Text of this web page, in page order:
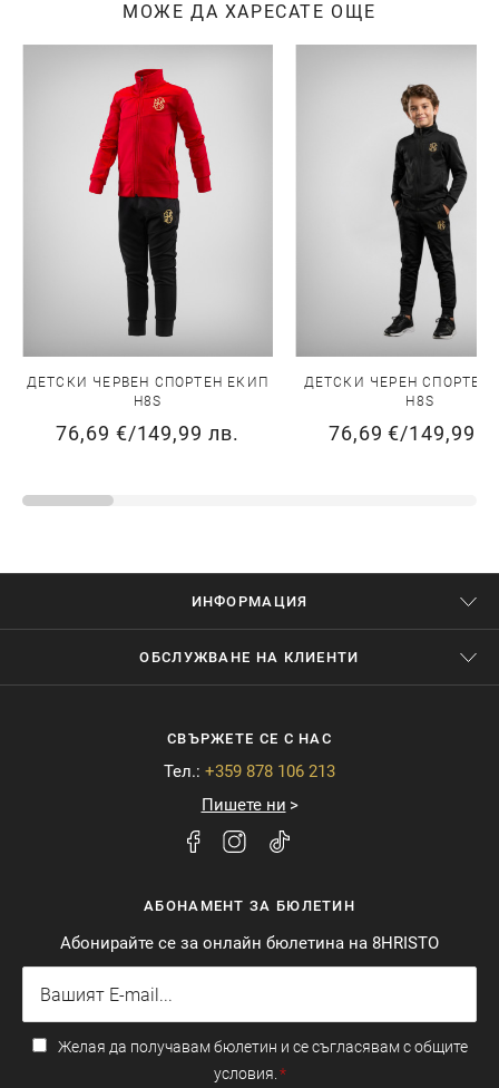
МОЖЕ ДА ХАРЕСАТЕ ОЩЕ
ДЕТСКИ ЧЕРВЕН СПОРТЕН ЕКИП
H8S
76,69 €/149,99 лв.
ДЕТСКИ ЧЕРЕН СПОРТЕН
H8S
76,69 €/149,99
ИНФОРМАЦИЯ
ОБСЛУЖВАНЕ НА КЛИЕНТИ
СВЪРЖЕТЕ СЕ С НАС
Тел.: +359 878 106 213
Пишете ни
АБОНАМЕНТ ЗА БЮЛЕТИН
Абонирайте се за онлайн бюлетина на 8HRISTO
Желая да получавам бюлетин и се съгласявам с общите
условия.